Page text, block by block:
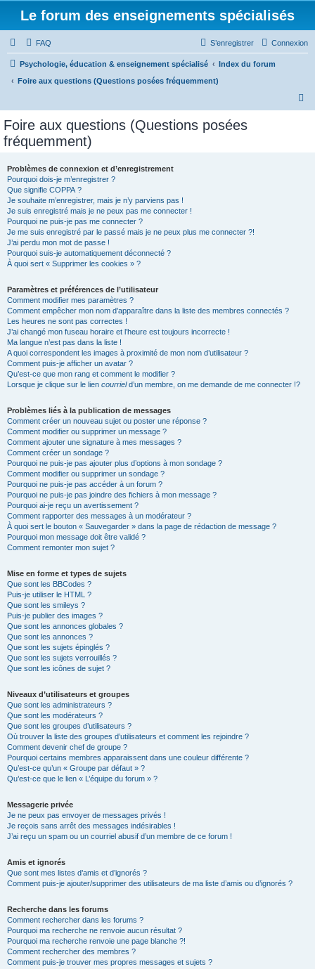
Le forum des enseignements spécialisés
FAQ Connexion
S’enregistrer
Psychologie, éducation & enseignement spécialisé
Index du forum
Foire aux questions (Questions posées fréquemment)
Foire aux questions (Questions posées
fréquemment)
Problèmes de connexion et d’enregistrement
Pourquoi dois-je m’enregistrer ?
Que signifie COPPA ?
Je souhaite m’enregistrer, mais je n’y parviens pas !
Je suis enregistré mais je ne peux pas me connecter !
Pourquoi ne puis-je pas me connecter ?
Je me suis enregistré par le passé mais je ne peux plus me connecter ?!
J’ai perdu mon mot de passe !
Pourquoi suis-je automatiquement déconnecté ?
À quoi sert « Supprimer les cookies » ?
Paramètres et préférences de l’utilisateur
Comment modifier mes paramètres ?
Comment empêcher mon nom d’apparaître dans la liste des membres connectés ?
Les heures ne sont pas correctes !
J’ai changé mon fuseau horaire et l’heure est toujours incorrecte !
Ma langue n’est pas dans la liste !
A quoi correspondent les images à proximité de mon nom d’utilisateur ?
Comment puis-je afficher un avatar ?
Qu’est-ce que mon rang et comment le modifier ?
Lorsque je clique sur le lien courrield’un membre, on me demande de me connecter !?
Problèmes liés à la publication de messages
Comment créer un nouveau sujet ou poster une réponse ?
Comment modifier ou supprimer un message ?
Comment ajouter une signature à mes messages ?
Comment créer un sondage ?
Pourquoi ne puis-je pas ajouter plus d’options à mon sondage ?
Comment modifier ou supprimer un sondage ?
Pourquoi ne puis-je pas accéder à un forum ?
Pourquoi ne puis-je pas joindre des fichiers à mon message ?
Pourquoi ai-je reçu un avertissement ?
Comment rapporter des messages à un modérateur ?
À quoi sert le bouton « Sauvegarder » dans la page de rédaction de message ?
Pourquoi mon message doit être validé ?
Comment remonter mon sujet ?
Mise en forme et types de sujets
Que sont les BBCodes ?
Puis-je utiliser le HTML ?
Que sont les smileys ?
Puis-je publier des images ?
Que sont les annonces globales ?
Que sont les annonces ?
Que sont les sujets épinglés ?
Que sont les sujets verrouillés ?
Que sont les icônes de sujet ?
Niveaux d’utilisateurs et groupes
Que sont les administrateurs ?
Que sont les modérateurs ?
Que sont les groupes d’utilisateurs ?
Où trouver la liste des groupes d’utilisateurs et comment les rejoindre ?
Comment devenir chef de groupe ?
Pourquoi certains membres apparaissent dans une couleur différente ?
Qu’est-ce qu’un « Groupe par défaut » ?
Qu’est-ce que le lien « L’équipe du forum » ?
Messagerie privée
Je ne peux pas envoyer de messages privés !
Je reçois sans arrêt des messages indésirables !
J’ai reçu un spam ou un courriel abusif d’un membre de ce forum !
Amis et ignorés
Que sont mes listes d’amis et d’ignorés ?
Comment puis-je ajouter/supprimer des utilisateurs de ma liste d’amis ou d’ignorés ?
Recherche dans les forums
Comment rechercher dans les forums ?
Pourquoi ma recherche ne renvoie aucun résultat ?
Pourquoi ma recherche renvoie une page blanche ?!
Comment rechercher des membres ?
Comment puis-je trouver mes propres messages et sujets ?